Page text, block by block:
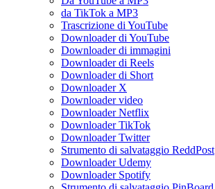
da TikTok a MP3
Trascrizione di YouTube
Downloader di YouTube
Downloader di immagini
Downloader di Reels
Downloader di Short
Downloader X
Downloader video
Downloader Netflix
Downloader TikTok
Downloader Twitter
Strumento di salvataggio ReddPost
Downloader Udemy
Downloader Spotify